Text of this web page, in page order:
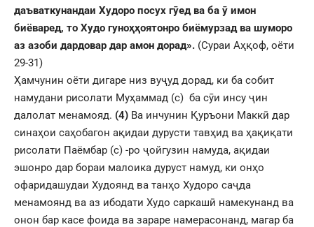
даъваткунандаи Худоро посух гӯед ва ба ӯ имон
биёваред, то Худо гуноҳҳоятонро биёмурзад ва шуморо
аз азоби дардовар дар амон дорад». (Сураи Аҳқоф, оёти
29-31)
Ҳамчунин оёти дигаре низ вуҷуд дорад, ки ба собит
намудани рисолати Муҳаммад (с) ба сӯи инсу ҷин
далолат менамояд. (4) Ва инчунин Қуръони Маккӣ дар
синаҳои саҳобагон ақидаи дурусти тавҳид ва ҳақиқати
рисолати Паёмбар (с) -ро ҷойгузин намуда, ақидаи
эшонро дар бораи малоика дуруст намуд, ки онҳо
офаридашудаи Худоянд ва танҳо Худоро саҷда
менамоянд ва аз ибодати Худо саркашӣ намекунанд ва
онон бар касе фоида ва зараре намерасонанд, магар ба